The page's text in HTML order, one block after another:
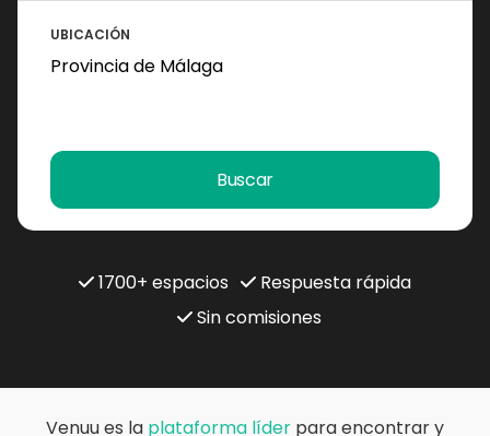
UBICACIÓN
Buscar
1700+ espacios
Respuesta rápida
Sin comisiones
Venuu es la plataforma líder para encontrar y